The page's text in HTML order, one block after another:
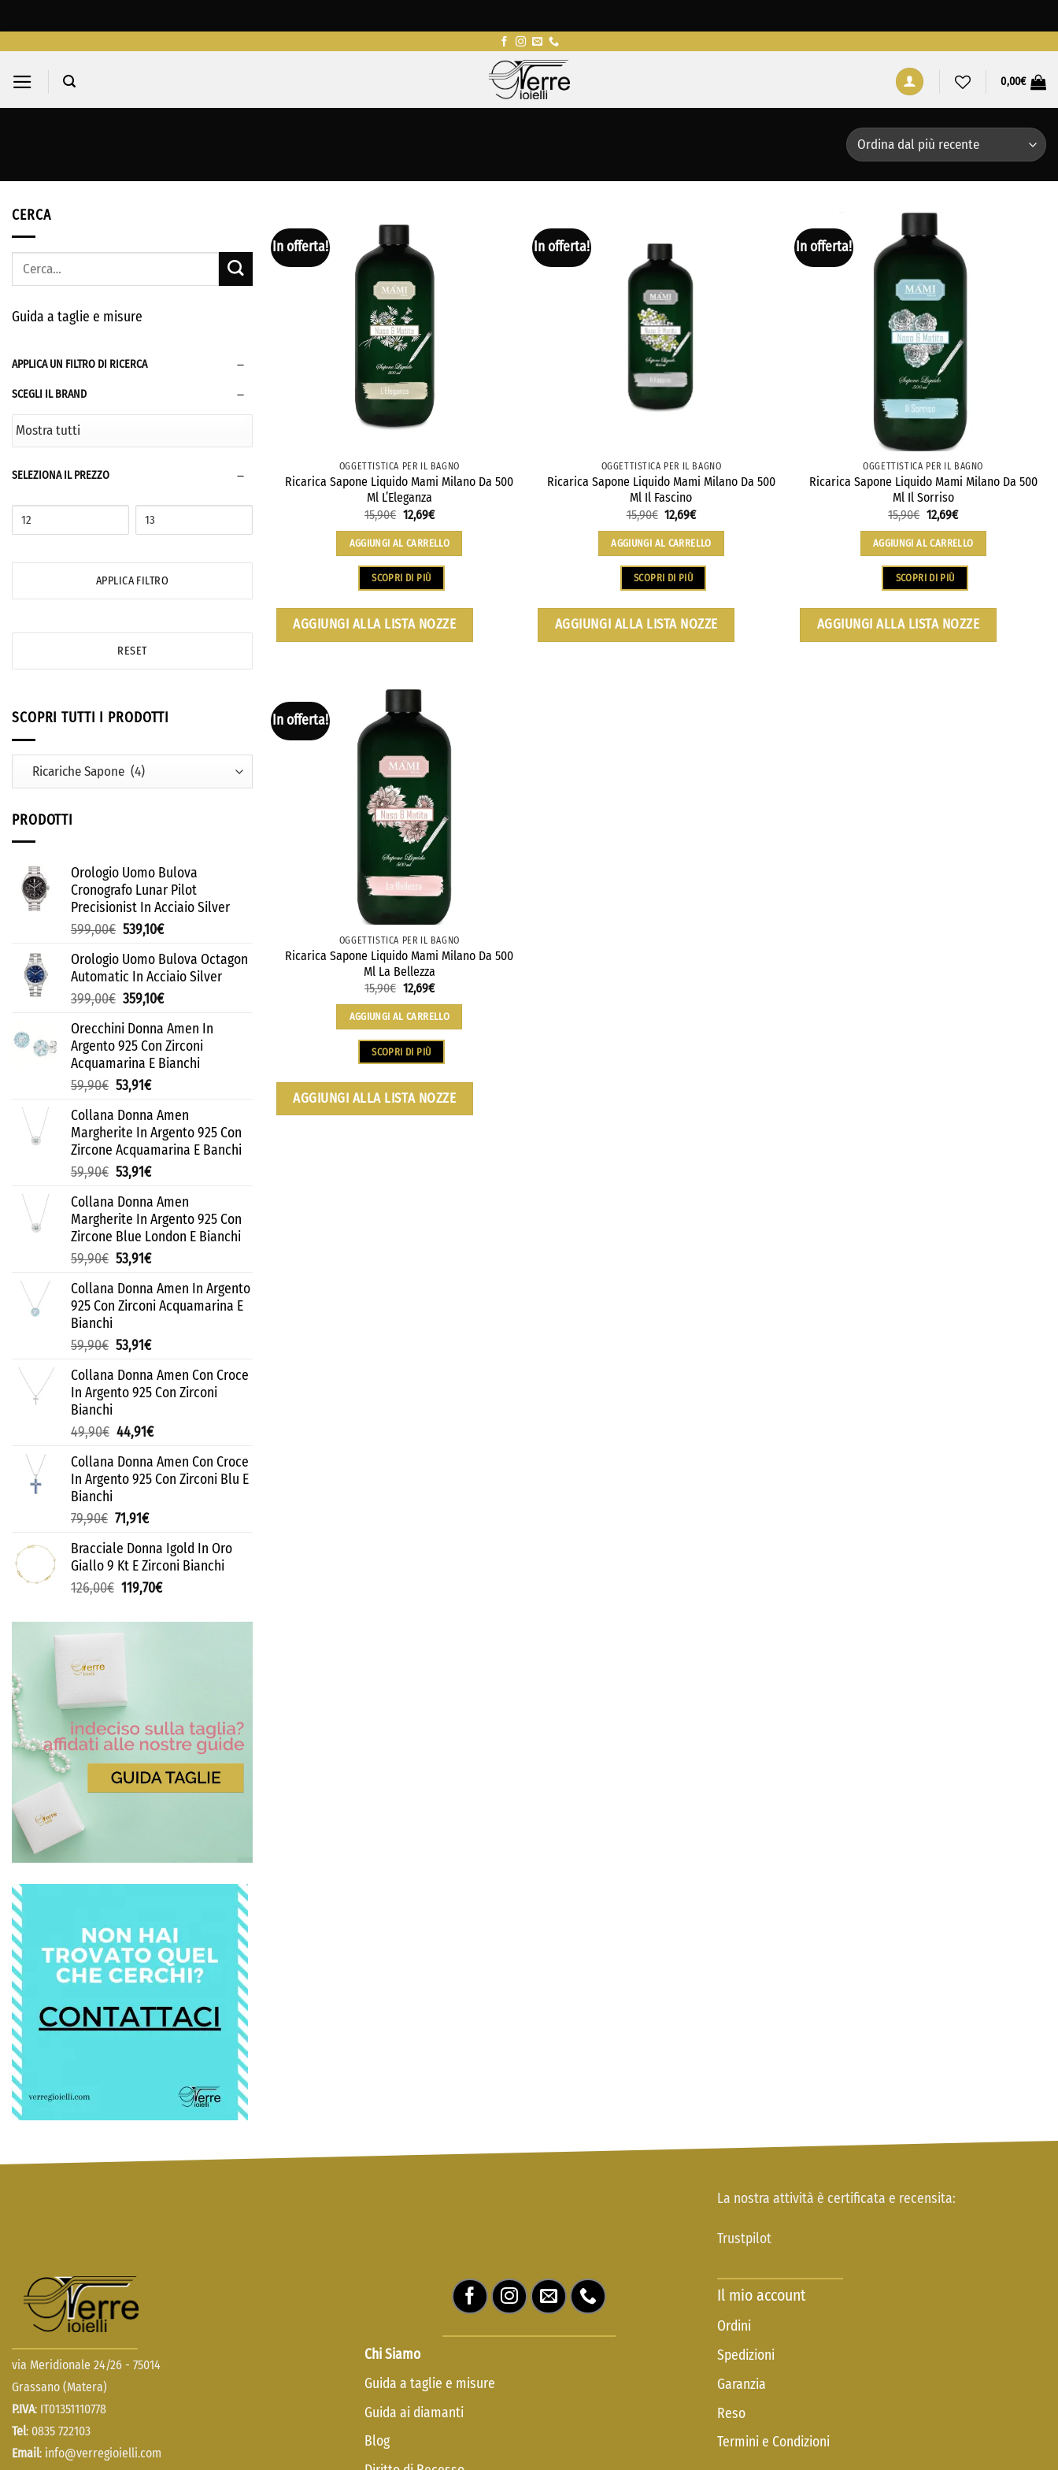
contenuti
0,00€
CERCA
Cerca:
Guida a taglie e misure
APPLICA UN FILTRO DI RICERCA
SCEGLI IL BRAND
SELEZIONA IL PREZZO
APPLICA FILTRO
RESET
SCOPRI TUTTI I PRODOTTI
PRODOTTI
Orologio Uomo Bulova
Cronografo Lunar Pilot
Precisionist In Acciaio Silver
599,00€ 539,10€
Orologio Uomo Bulova Octagon
Automatic In Acciaio Silver
399,00€ 359,10€
Orecchini Donna Amen In
Argento 925 Con Zirconi
Acquamarina E Bianchi
59,90€ 53,91€
Collana Donna Amen
Margherite In Argento 925 Con
Zircone Acquamarina E Banchi
59,90€ 53,91€
Collana Donna Amen
Margherite In Argento 925 Con
Zircone Blue London E Bianchi
59,90€ 53,91€
Collana Donna Amen In Argento
925 Con Zirconi Acquamarina E
Bianchi
59,90€ 53,91€
Collana Donna Amen Con Croce
In Argento 925 Con Zirconi
Bianchi
49,90€ 44,91€
Collana Donna Amen Con Croce
In Argento 925 Con Zirconi Blu E
Bianchi
79,90€ 71,91€
Bracciale Donna Igold In Oro
Giallo 9 Kt E Zirconi Bianchi
126,00€ 119,70€
In offerta!
OGGETTISTICA PER IL BAGNO
Ricarica Sapone Liquido Mami Milano Da 500
Ml L’Eleganza
15,90€ Il
prezzo
originale
era:
15,90€.
12,69€Il
attuale
è:
12,69€.
AGGIUNGI AL CARRELLO
SCOPRI DI PIÙ
AGGIUNGI ALLA LISTA NOZZE
In offerta!
OGGETTISTICA PER IL BAGNO
Ricarica Sapone Liquido Mami Milano Da 500
Ml Il Fascino
15,90€ Il
prezzo
originale
era:
15,90€.
12,69€Il
attuale
è:
12,69€.
AGGIUNGI AL CARRELLO
SCOPRI DI PIÙ
AGGIUNGI ALLA LISTA NOZZE
In offerta!
OGGETTISTICA PER IL BAGNO
Ricarica Sapone Liquido Mami Milano Da 500
Ml Il Sorriso
15,90€ Il
prezzo
originale
era:
15,90€.
12,69€Il
attuale
è:
12,69€.
AGGIUNGI AL CARRELLO
SCOPRI DI PIÙ
AGGIUNGI ALLA LISTA NOZZE
In offerta!
OGGETTISTICA PER IL BAGNO
Ricarica Sapone Liquido Mami Milano Da 500
Ml La Bellezza
15,90€ Il
originale
era:
12,69€Il
attuale
è:
AGGIUNGI AL CARRELLO
SCOPRI DI PIÙ
AGGIUNGI ALLA LISTA NOZZE
via Meridionale 24/26 - 75014
Grassano (Matera)
P.IVA: IT01351110778
Tel: 0835 722103
Email: info@verregioielli.com
Chi Siamo
Guida a taglie e misure
Guida ai diamanti
Blog
La nostra attività è certificata e recensita:
Trustpilot
Il mio account
Ordini
Spedizioni
Garanzia
Reso
Termini e Condizioni